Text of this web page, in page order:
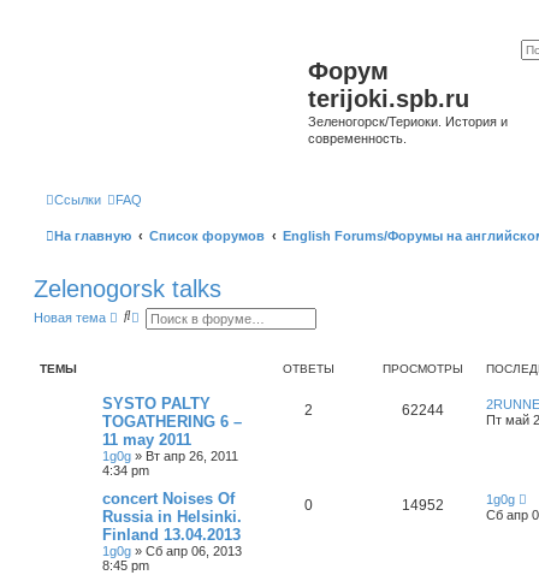
Форум
terijoki.spb.ru
Зеленогорск/Териоки. История и
современность.
Ссылки FAQ
На главную Список форумов English Forums/Форумы на
Zelenogorsk talks
Новая тема
П Р
е
н
н
ы
й
п
и
с
к
ТЕМЫ ОТВЕТЫ ПРОСМОТРЫ
SYSTO PALTY
TOGATHERING 6 –
11 may 2011
1g0g » Вт апр 26, 2011
4:34 pm
2 62244
Пт май
concert Noises Of
Russia in Helsinki.
Finland 13.04.2013
1g0g » Сб апр 06, 2013
8:45 pm
0 14952
1g0g
Сб апр